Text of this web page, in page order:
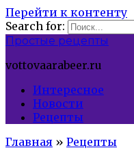
Перейти к контенту
Search for:
Простые рецепты
vottovaarabeer.ru
Интересное
Новости
Рецепты
Главная » Рецепты